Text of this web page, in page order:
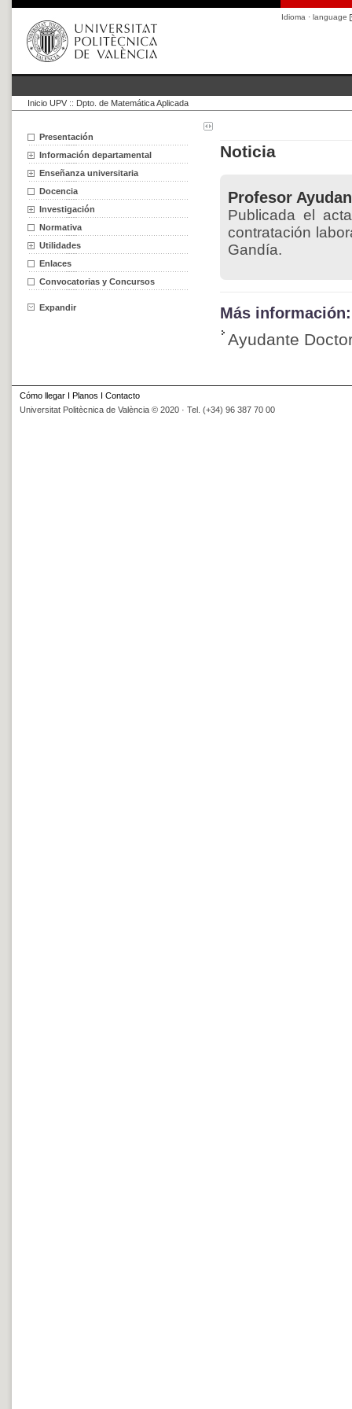
Idioma · language
Inicio UPV :: Dpto. de Matemática Aplicada
Presentación
Información departamental
Enseñanza universitaria
Docencia
Investigación
Normativa
Utilidades
Enlaces
Convocatorias y Concursos
Expandir
Noticia
Profesor
Publicada el
contratación
Gandía.
Más información:
Ayudante
Cómo llegar I Planos I Contacto
Universitat Politècnica de València © 2020 · Tel. (+34) 96 387 70 00